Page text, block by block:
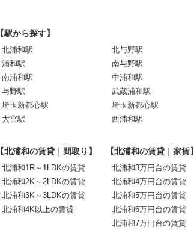
【駅から探す】
北浦和駅
浦和駅
南浦和駅
与野駅
埼玉新都心駅
大宮駅
北与野駅
南与野駅
中浦和駅
武蔵浦和駅
埼玉新都心駅
西浦和駅
【北浦和の賃貸｜間取り】
北浦和1R～1LDKの賃貸
北浦和2K～2LDKの賃貸
北浦和3K～3LDKの賃貸
北浦和4K以上の賃貸
【北浦和の賃貸｜家賃】
北浦和3万円台の賃貸
北浦和4万円台の賃貸
北浦和5万円台の賃貸
北浦和6万円台の賃貸
北浦和7万円台の賃貸